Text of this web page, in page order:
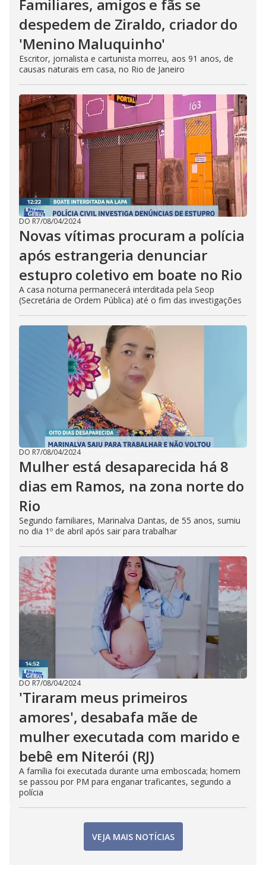
Familiares, amigos e fãs se
despedem de Ziraldo, criador do
'Menino Maluquinho'
Escritor, jornalista e cartunista morreu, aos 91 anos, de
causas naturais em casa, no Rio de Janeiro
DO R7/08/04/2024
Novas vítimas procuram a polícia
após estrangeria denunciar
estupro coletivo em boate no Rio
A casa noturna permanecerá interditada pela Seop
(Secretária de Ordem Pública) até o fim das investigações
DO R7/08/04/2024
Mulher está desaparecida há 8
dias em Ramos, na zona norte do
Rio
Segundo familiares, Marinalva Dantas, de 55 anos, sumiu
no dia 1º de abril após sair para trabalhar
DO R7/08/04/2024
'Tiraram meus primeiros
amores', desabafa mãe de
mulher executada com marido e
bebê em Niterói (RJ)
A família foi executada durante uma emboscada; homem
se passou por PM para enganar traficantes, segundo a
polícia
VEJA MAIS NOTÍCIAS